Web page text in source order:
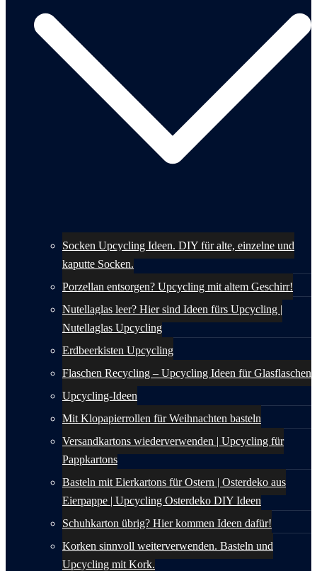
Socken Upcycling Ideen. DIY für alte, einzelne und
kaputte Socken.
Porzellan entsorgen? Upcycling mit altem Geschirr!
Nutellaglas leer? Hier sind Ideen fürs Upcycling |
Nutellaglas Upcycling
Erdbeerkisten Upcycling
Flaschen Recycling – Upcycling Ideen für Glasflaschen
Upcycling-Ideen
Mit Klopapierrollen für Weihnachten basteln
Versandkartons wiederverwenden | Upcycling für
Pappkartons
Basteln mit Eierkartons für Ostern | Osterdeko aus
Eierpappe | Upcycling Osterdeko DIY Ideen
Schuhkarton übrig? Hier kommen Ideen dafür!
Korken sinnvoll weiterverwenden. Basteln und
Upcycling mit Kork.